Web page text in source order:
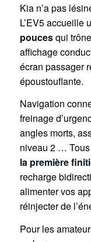
Kia n’a pas
L’EV5 accueille
poucesqui
affichage
écran passager
époustouflante.
Navigation
freinage
angles morts,
niveau 2 …
la première
recharge
alimenter vos
réinjecter de
Pour les